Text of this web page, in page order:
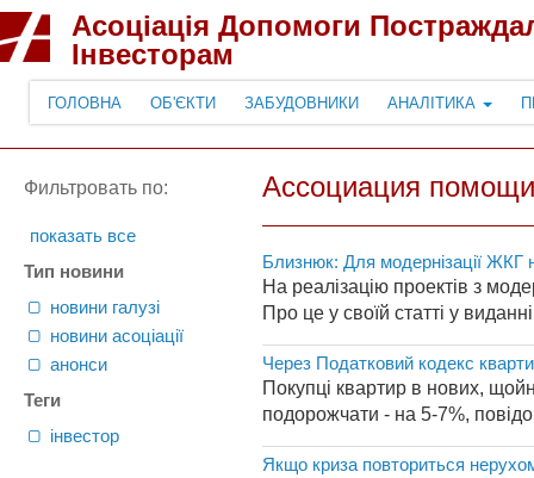
Асоціація Допомоги
Інвесторам
ГОЛОВНА ОБ'ЄКТИ ЗАБУДОВНИКИ АНАЛІТИКА
Фильтровать по:
показать все
Тип новини
новини галузі
новини асоціації
анонси
Теги
інвестор
Ассоциация
Близнюк: Для модернізації ЖКГ
На реалізацію проектів з
Про це у своїй статті у
Через Податковий кодекс
Покупці квартир в нових,
подорожчати - на 5-7%,
Якщо криза повториться